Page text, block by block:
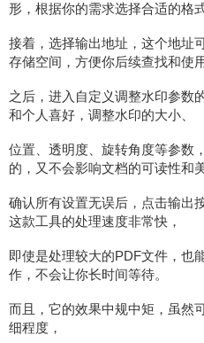
形，根据你的需求选择合适的格式
接着，选择输出地址，这个地址
存储空间，方便你后续查找和使用
之后，进入自定义调整水印参数
和个人喜好，调整水印的大小、
位置、透明度、旋转角度等参数
的，又不会影响文档的可读性和
确认所有设置无误后，点击输出
这款工具的处理速度非常快，
即使是处理较大的PDF文件，也
作，不会让你长时间等待。
而且，它的效果中规中矩，虽然
细程度，